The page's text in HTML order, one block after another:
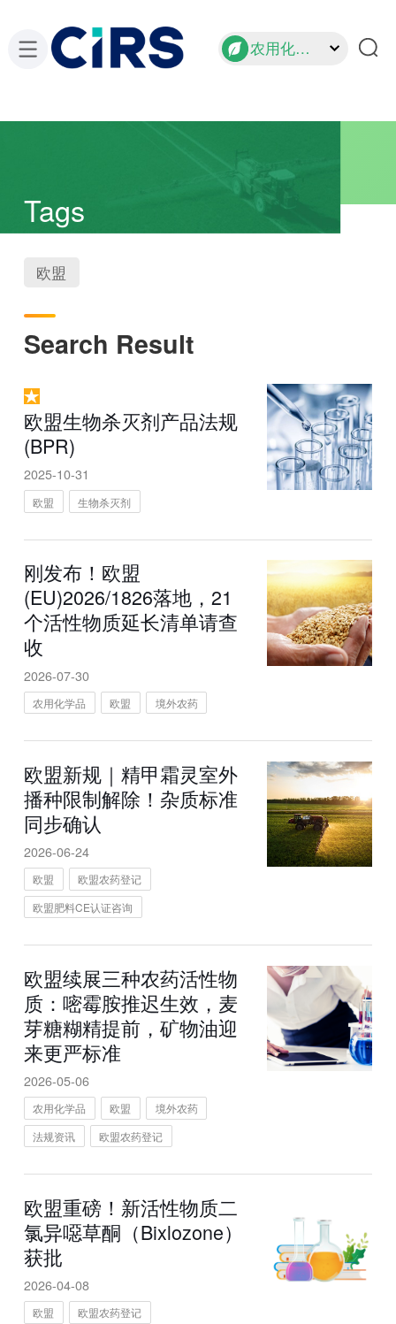
农用化学品
Tags
欧盟
Search Result
欧盟生物杀灭剂产品法规
(BPR)
2025-10-31
欧盟 生物杀灭剂
刚发布！欧盟
(EU)2026/1826落地，21
个活性物质延长清单请查
收
2026-07-30
农用化学品 欧盟 境外农药
欧盟新规｜精甲霜灵室外
播种限制解除！杂质标准
同步确认
2026-06-24
欧盟
欧盟农药登记
欧盟肥料CE认证咨询
欧盟续展三种农药活性物
质：嘧霉胺推迟生效，麦
芽糖糊精提前，矿物油迎
来更严标准
2026-05-06
农用化学品 欧盟
境外农药
法规资讯
欧盟农药登记
欧盟重磅！新活性物质二
氯异噁草酮（Bixlozone）
获批
2026-04-08
欧盟 欧盟农药登记